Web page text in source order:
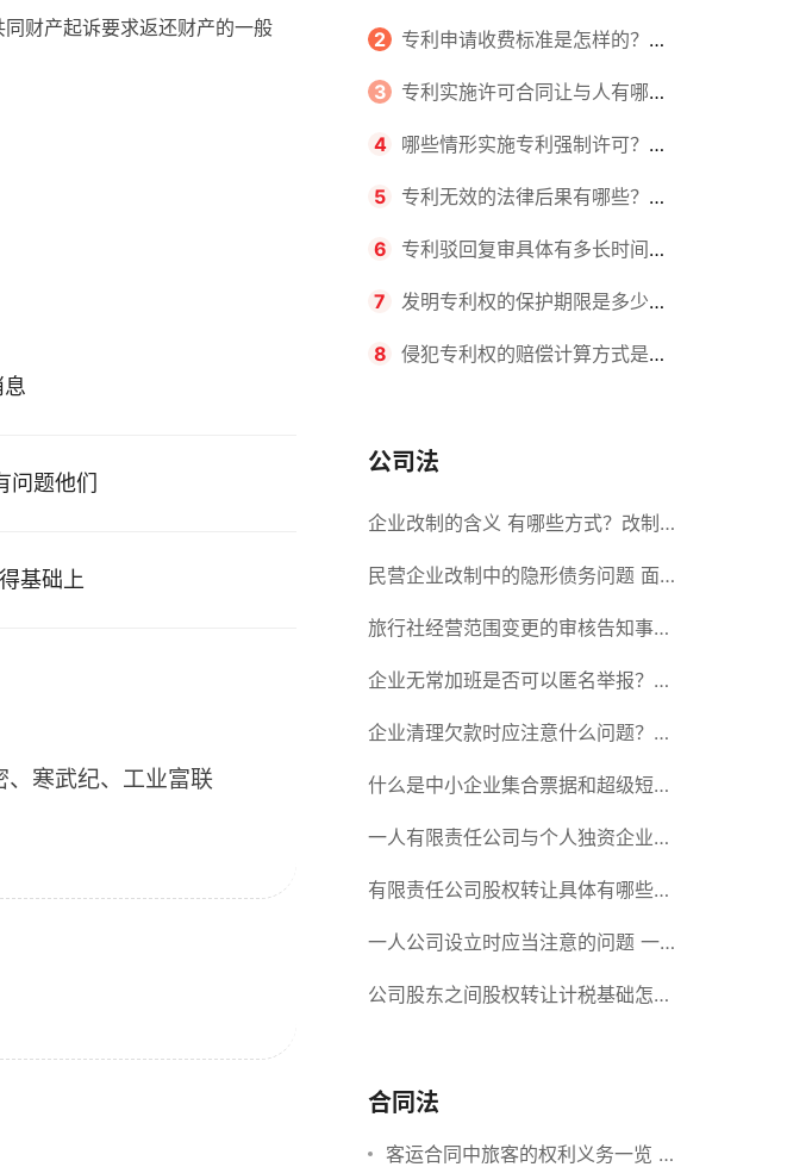
财产起诉要求返还财产的一般
问题他们
基础上
寒武纪、工业富联
时多个人一起申请吗？
2 专利申请收费标准是怎样的？申
请不同类型的专利所需要的钱不同
3 专利实施许可合同让与人有哪些
主要义务？专利实施许可合同与专利
许可合同有什么区别？
4 哪些情形实施专利强制许可？专
利强制许可的前提条件是什么？
5 专利无效的法律后果有哪些？专
利的无效情形有哪些？
6 专利驳回复审具体有多长时间？
哪些情况下专利申请可能被驳回？
7 发明专利权的保护期限是多少
年？非专利发明人是否有专利申请
8 侵犯专利权的赔偿计算方式是什
间？
公司法
企业改制的含义 有哪些方式？改制
后国企员工属于什么性质？
民营企业改制中的隐形债务问题 面
对隐形债务问题应该如何解决？
旅行社经营范围变更的审核告知事项
旅游业的发展现状和趋势
企业无常加班是否可以匿名举报？强
制加班公司没有加班费怎么办？
企业清理欠款时应注意什么问题？企
业短期借款需要注意哪些事项？
什么是中小企业集合票据和超级短期
融资券？一起来了解一下吧！
一人有限责任公司与个人独资企业的
区别 这些知识你都知道吗？
有限责任公司股权转让具体有哪些形
式？来了解下这五种形式
一人公司设立时应当注意的问题 一
人公司的特征
公司股东之间股权转让计税基础怎么
合什么要件？
合同法
客运合同中旅客的权利义务一览 主